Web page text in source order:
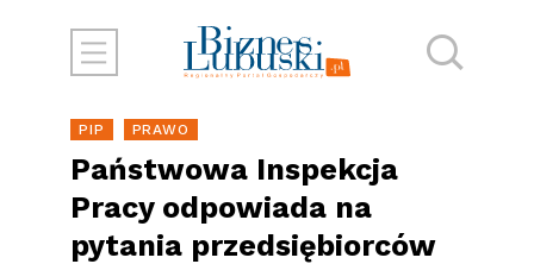
PIP PRAWO
Państwowa Inspekcja
Pracy odpowiada na
pytania przedsiębiorców